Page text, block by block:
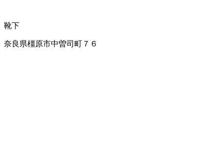
靴下
奈良県橿原市中曽司町７６